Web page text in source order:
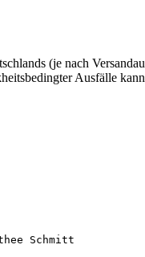
(je nach
Ausfälle
Schmitt